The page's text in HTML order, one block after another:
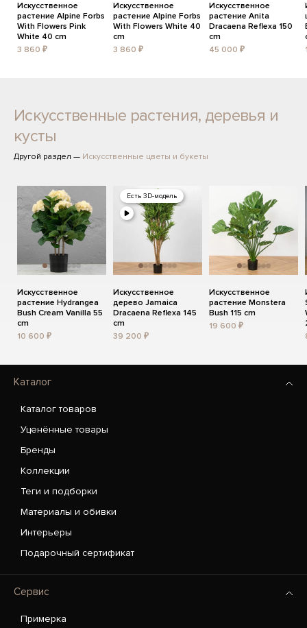
Искусственное
растение Alpine Forbs
With Flowers Pink
White 40 cm
3 860 ₽
Искусственное
растение Alpine Forbs
With Flowers White 40
cm
3 860 ₽
Искусственное
растение Anita
Dracaena Reflexa 150
cm
45 000 ₽
Искусственные растения, деревья и
кусты
Другой раздел — Искусственные цветы и букеты
Искусственное
растение Hydrangea
Bush Cream Vanilla 55
cm
10 600 ₽
Есть 3D-модель
Искусственное
дерево Jamaica
Dracaena Reflexa 145
cm
39 200 ₽
Искусственное
растение Monstera
Bush 115 cm
19 600 ₽
Каталог
Каталог товаров
Уценённые товары
Бренды
Коллекции
Теги и подборки
Материалы и обивки
Интерьеры
Подарочный сертификат
Сервис
Примерка